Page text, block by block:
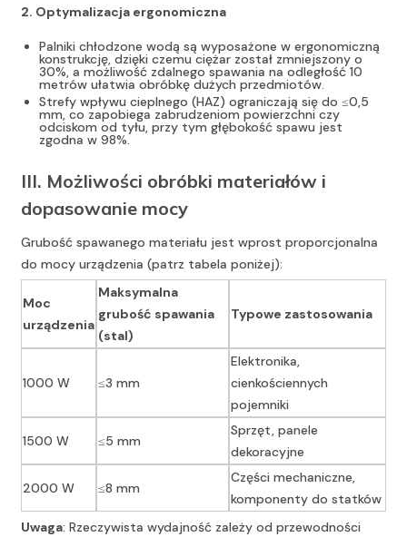
2. Optymalizacja ergonomiczna
Palniki chłodzone wodą są wyposażone w ergonomiczną
konstrukcję, dzięki czemu ciężar został zmniejszony o
30%, a możliwość zdalnego spawania na odległość 10
metrów ułatwia obróbkę dużych przedmiotów.
Strefy wpływu cieplnego (HAZ) ograniczają się do ≤0,5
mm, co zapobiega zabrudzeniom powierzchni czy
odciskom od tyłu, przy tym głębokość spawu jest
zgodna w 98%.
III. Możliwości obróbki materiałów i
dopasowanie mocy
Grubość spawanego materiału jest wprost proporcjonalna
do mocy urządzenia (patrz tabela poniżej):
Moc
urządzenia
Maksymalna
grubość spawania
(stal)
Typowe zastosowania
1000 W ≤3 mm
Elektronika,
cienkościennych
pojemniki
1500 W ≤5 mm
Sprzęt, panele
dekoracyjne
2000 W ≤8 mm
Części mechaniczne,
komponenty do statków
Uwaga: Rzeczywista wydajność zależy od przewodności